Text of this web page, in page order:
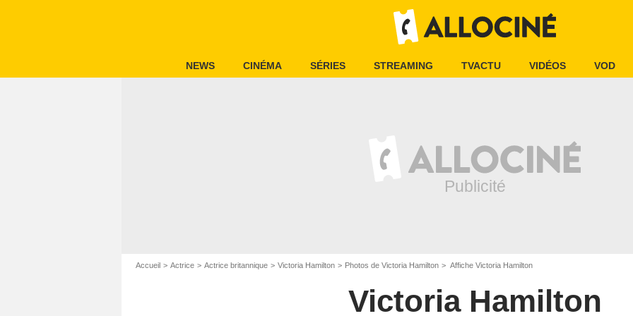
NEWS CINÉMA SÉRIES STREAMING TVACTU VIDÉOS VOD
Accueil Actrice Actrice britannique Victoria Hamilton Photos de Victoria Hamilton Affiche Victoria Hamilton
Victoria Hamilton